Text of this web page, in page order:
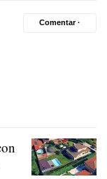
Comentar ·